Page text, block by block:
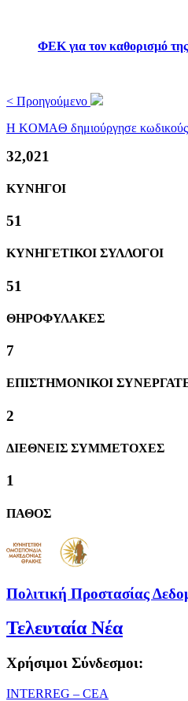
ΦΕΚ για τον καθορισμό
< Προηγούμενο
H KOMAΘ δημιούργησε κωδικούς
38,130
ΚΥΝΗΓΟΙ
61
ΚΥΝΗΓΕΤΙΚΟΙ ΣΥΛΛΟΓΟΙ
61
ΘΗΡΟΦΥΛΑΚΕΣ
8
ΕΠΙΣΤΗΜΟΝΙΚΟΙ
2
ΔΙΕΘΝΕΙΣ ΣΥΜΜΕΤΟΧΕΣ
1
ΠΑΘΟΣ
Πολιτική Προστασίας
Τελευταία Νέα
Χρήσιμοι Σύνδεσμοι:
ΙΝΤΕRREG – CEA